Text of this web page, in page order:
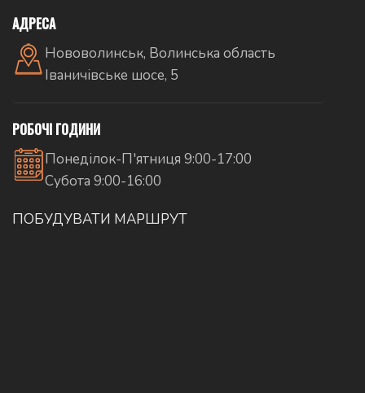
АДРЕСА
Нововолинськ, Волинська область
Іваничівське шосе, 5
РОБОЧІ ГОДИНИ
Понеділок-П'ятниця 9:00-17:00
Субота 9:00-16:00
ПОБУДУВАТИ МАРШРУТ